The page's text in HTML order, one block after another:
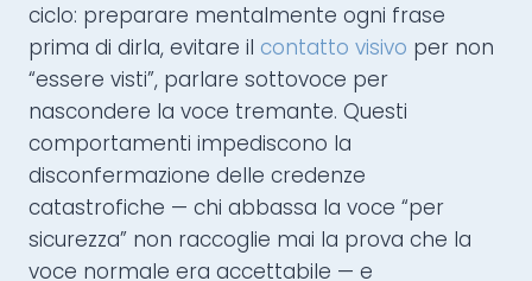
ciclo: preparare mentalmente ogni frase
prima di dirla, evitare il contatto visivo per non
“essere visti”, parlare sottovoce per
nascondere la voce tremante. Questi
comportamenti impediscono la
disconfermazione delle credenze
catastrofiche — chi abbassa la voce “per
sicurezza” non raccoglie mai la prova che la
voce normale era accettabile — e